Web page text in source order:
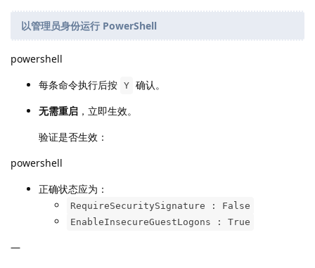
以管理员身份运行 PowerShell
powershell
每条命令执行后按 Y 确认。
无需重启 ，立即生效。
验证是否生效：
powershell
正确状态应为：
RequireSecuritySignature : False
EnableInsecureGuestLogons : True
—